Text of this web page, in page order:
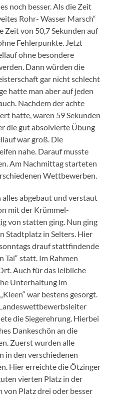
noch besser. Als die Zeit
Rohr- Wasser Marsch“
Zeit von 50,7 Sekunden auf
Fehlerpunkte. Jetzt
ohne besondere
Dann würden die
gar nicht schlecht
hatte man aber auf jeden
Nachdem der achte
hatte, waren 59 Sekunden
die gut absolvierte Übung
war groß. Die
nahe. Darauf musste
Am Nachmittag starteten
Wettbewerben.
alles abgebaut und verstaut
mit der Krümmel-
von statten ging. Nun ging
Stadtplatz in Selters. Hier
drauf stattfindende
Tal“ statt. Im Rahmen
Auch für das leibliche
Unterhaltung im
war bestens gesorgt.
die Siegerehrung. Hierbei
Dankeschön an die
Zuerst wurden alle
in den verschiedenen
Hier erreichte die Ötzinger
vierten Platz in der
von Platz drei oder besser